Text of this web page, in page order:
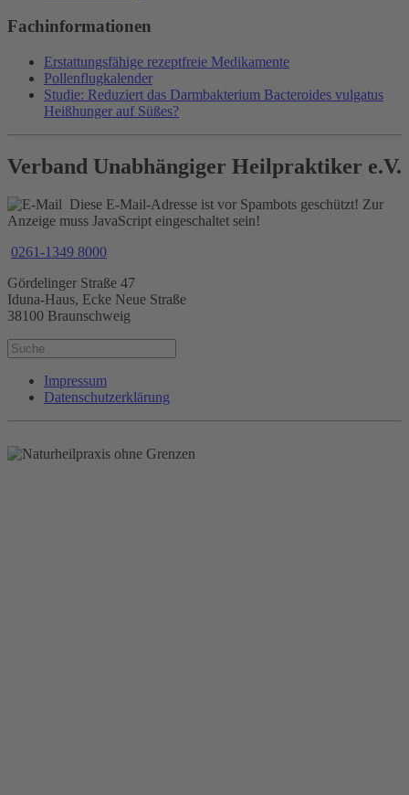
Fachinformationen
Erstattungsfähige rezeptfreie Medikamente
Pollenflugkalender
Studie: Reduziert das Darmbakterium Bacteroides vulgatus
Heißhunger auf Süßes?
Verband Unabhängiger Heilpraktiker e.V.
Diese E-Mail-Adresse ist vor Spambots geschützt! Zur
Anzeige muss JavaScript eingeschaltet sein!
0261-1349 8000
Gördelinger Straße 47
Iduna-Haus, Ecke Neue Straße
38100 Braunschweig
Impressum
Datenschutzerklärung